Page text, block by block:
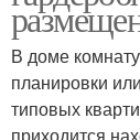
В доме
планировки
типовых